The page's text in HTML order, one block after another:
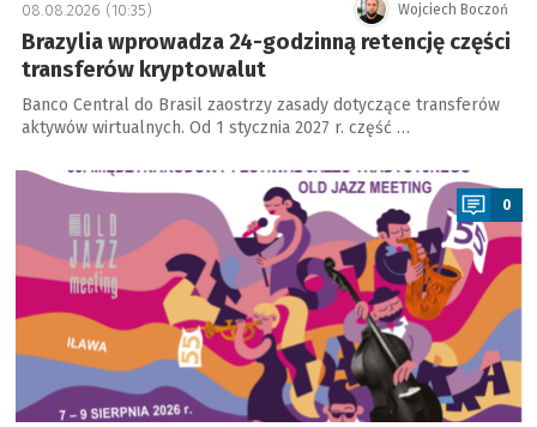
Wojciech Boczoń
08.08.2026 (10:35)
Brazylia wprowadza 24-godzinną retencję części
transferów kryptowalut
Banco Central do Brasil zaostrzy zasady dotyczące transferów
aktywów wirtualnych. Od 1 stycznia 2027 r. część …
a
0